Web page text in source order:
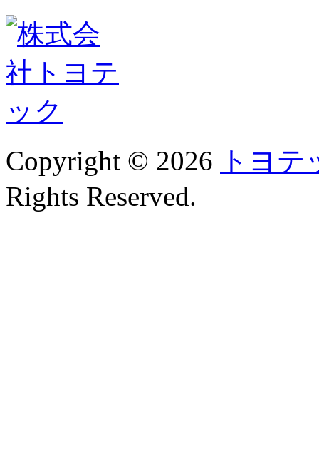
Copyright © 2026 トヨテ
Rights Reserved.